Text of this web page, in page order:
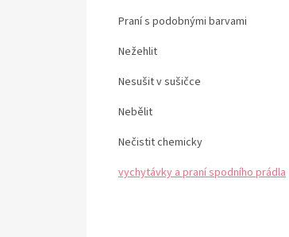
Praní s podobnými barvami
Nežehlit
Nesušit v sušičce
Nebělit
Nečistit chemicky
vychytávky a praní spodního prádla